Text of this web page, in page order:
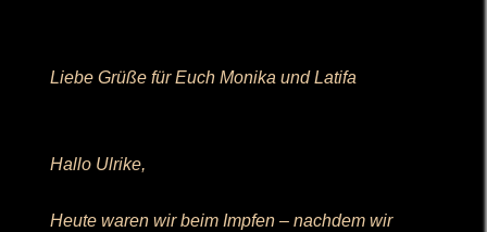
Liebe Grüße für Euch Monika und Latifa
Hallo Ulrike,
Heute waren wir beim Impfen – nachdem wir